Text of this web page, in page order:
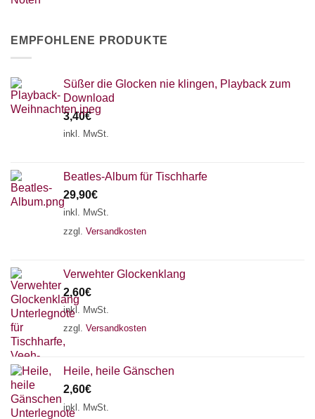
EMPFOHLENE PRODUKTE
Süßer die Glocken nie klingen, Playback zum
Download
3,40€
inkl. MwSt.
Beatles-Album für Tischharfe
29,90€
inkl. MwSt.
zzgl. Versandkosten
Verwehter Glockenklang
2,60€
inkl. MwSt.
zzgl. Versandkosten
Heile, heile Gänschen
2,60€
inkl. MwSt.